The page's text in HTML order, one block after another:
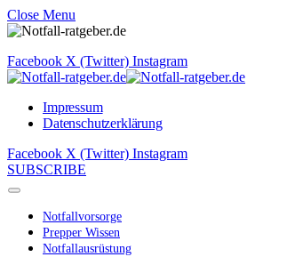
Close Menu
Facebook X (Twitter) Instagram
Impressum
Datenschutzerklärung
Facebook X (Twitter) Instagram
SUBSCRIBE
Notfallvorsorge
Prepper Wissen
Notfallausrüstung